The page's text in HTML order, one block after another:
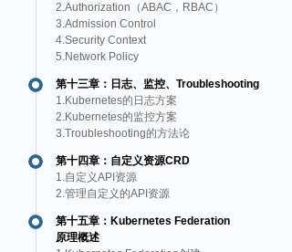
2.Authorization（ABAC，RBAC）
3.Admission Control
4.Security Context
5.Network Policy
第十三章：日志、监控、Troubleshooting
1.Kubernetes的日志方案
2.Kubernetes的监控方案
3.Troubleshooting的方法论
第十四章：自定义资源CRD
1.自定义API资源
2.管理自定义的API资源
第十五章：Kubernetes Federation
原理概述